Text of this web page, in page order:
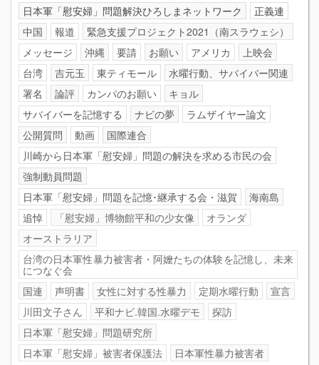
日本軍「慰安婦」問題解決ひろしまネットワーク
正義連
中国
報道
緊急支援プロジェクト2021（南スラウェシ）
メッセージ
沖縄 要請 お願い アメリカ
上映会
台湾
吉元玉 東ティモール
水曜行動、サバイバー関連
署名
論評 カンパのお願い
キョル
サバイバーを記憶する
ナビの夢
ラムザイヤー論文
公開質問
動画
国際連合
川崎から日本軍「慰安婦」問題の解決を求める市民の会
強制動員問題
日本軍「慰安婦」問題を記憶･継承する会・滋賀
海南島
追悼
「慰安婦」博物館平和の少女像
オランダ
オーストラリア
台湾の日本軍性暴力被害者・阿嬤たちの体験を記憶し、未来
につなぐ会
国連
声明書 女性に対する性暴力 定期水曜行動
宣言
川田文子さん
平和ナビ.韓国.水曜デモ
探訪
日本軍「慰安婦」問題研究所
日本軍「慰安婦」被害者保護法
日本軍性暴力被害者